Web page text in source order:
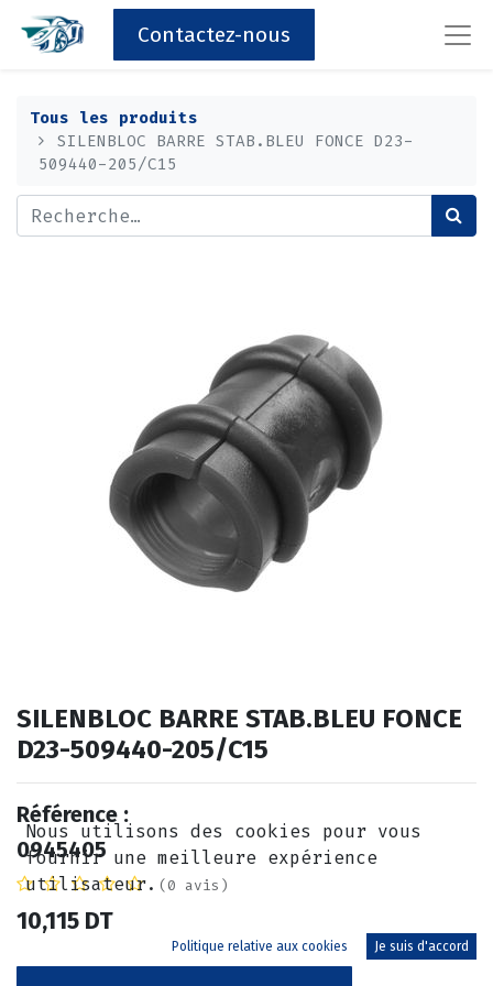
Contactez-nous
Tous les produits
SILENBLOC BARRE STAB.BLEU FONCE D23-
509440-205/C15
SILENBLOC BARRE STAB.BLEU FONCE
D23-509440-205/C15
Référence :
0945405
(0 avis)
10,115 DT
Nous utilisons des cookies pour vous
fournir une meilleure expérience
utilisateur.
Politique relative aux cookies Je suis d'accord